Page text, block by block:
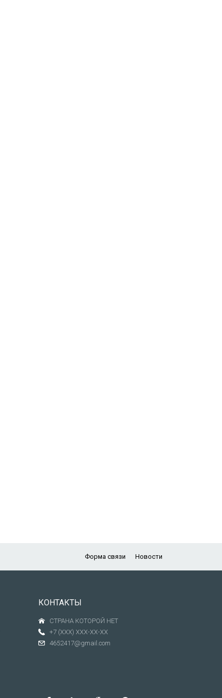
Форма связи Новости
КОНТАКТЫ
СТРАНА КОТОРОЙ НЕТ
+7 (XXX) XXX-XX-XX
4652417@gmail.com